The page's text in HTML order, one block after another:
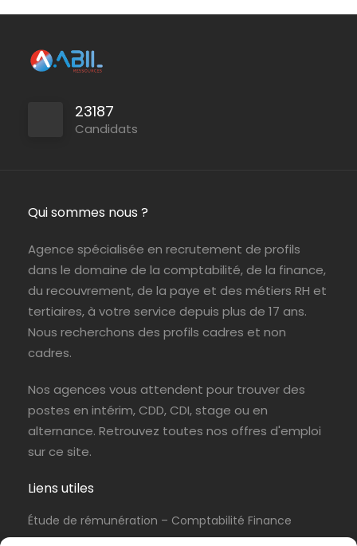
23187
Candidats
Qui sommes nous ?
Agence spécialisée en recrutement de profils
dans le domaine de la comptabilité, de la finance,
du recouvrement, de la paye et des métiers RH et
tertiaires, à votre service depuis plus de 17 ans.
Nous recherchons des profils cadres et non
cadres.
Nos agences vous attendent pour trouver des
postes en intérim, CDD, CDI, stage ou en
alternance. Retrouvez toutes nos offres d'emploi
sur ce site.
Liens utiles
Étude de rémunération – Comptabilité Finance